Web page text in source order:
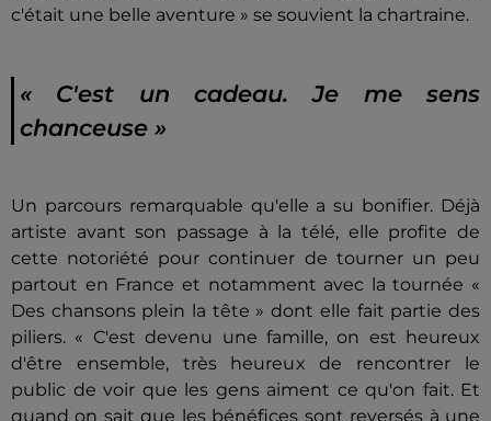
c'était une belle aventure » se souvient la chartraine.
« C'est un cadeau. Je me sens
chanceuse »
Un parcours remarquable qu'elle a su bonifier. Déjà
artiste avant son passage à la télé, elle profite de
cette notoriété pour continuer de tourner un peu
partout en France et notamment avec la tournée «
Des chansons plein la tête » dont elle fait partie des
piliers. « C'est devenu une famille, on est heureux
d'être ensemble, très heureux de rencontrer le
public de voir que les gens aiment ce qu'on fait. Et
quand on sait que les bénéfices sont reversés à une